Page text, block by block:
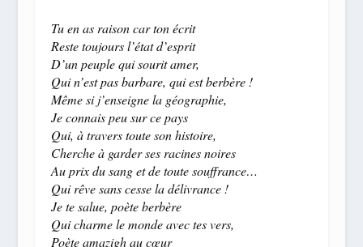
Tu en as raison car ton écrit
Reste toujours l’état d’esprit
D’un peuple qui sourit amer,
Qui n’est pas barbare, qui est berbère !
Même si j’enseigne la géographie,
Je connais peu sur ce pays
Qui, à travers toute son histoire,
Cherche à garder ses racines noires
Au prix du sang et de toute souffrance…
Qui rêve sans cesse la délivrance !
Je te salue, poète berbère
Qui charme le monde avec tes vers,
Poète amazigh au cœur